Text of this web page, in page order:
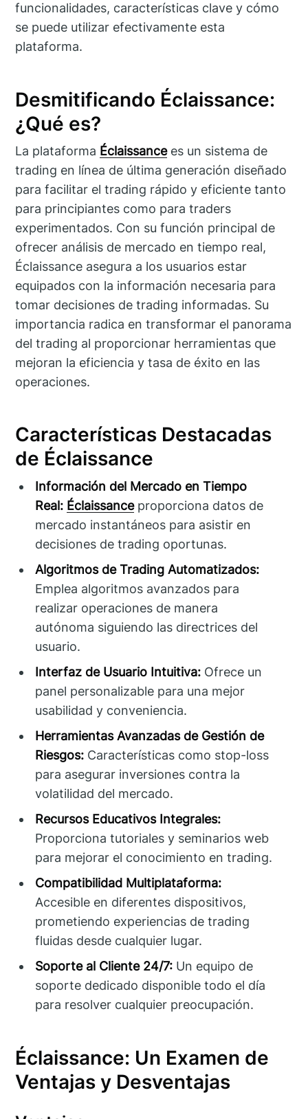
funcionalidades, características clave y cómo
se puede utilizar efectivamente esta
plataforma.
Desmitificando Éclaissance:
¿Qué es?
La plataforma Éclaissancees un sistema de
trading en línea de última generación diseñado
para facilitar el trading rápido y eficiente tanto
para principiantes como para traders
experimentados. Con su función principal de
ofrecer análisis de mercado en tiempo real,
Éclaissance asegura a los usuarios estar
equipados con la información necesaria para
tomar decisiones de trading informadas. Su
importancia radica en transformar el panorama
del trading al proporcionar herramientas que
mejoran la eficiencia y tasa de éxito en las
operaciones.
Características Destacadas
de Éclaissance
Información del Mercado en Tiempo
Real: Éclaissanceproporciona datos de
mercado instantáneos para asistir en
decisiones de trading oportunas.
Algoritmos de Trading Automatizados:
Emplea algoritmos avanzados para
realizar operaciones de manera
autónoma siguiendo las directrices del
usuario.
Interfaz de Usuario Intuitiva: Ofrece un
panel personalizable para una mejor
usabilidad y conveniencia.
Herramientas Avanzadas de Gestión de
Riesgos: Características como stop-loss
para asegurar inversiones contra la
volatilidad del mercado.
Recursos Educativos Integrales:
Proporciona tutoriales y seminarios web
para mejorar el conocimiento en trading.
Compatibilidad Multiplataforma:
Accesible en diferentes dispositivos,
prometiendo experiencias de trading
fluidas desde cualquier lugar.
Soporte al Cliente 24/7: Un equipo de
soporte dedicado disponible todo el día
para resolver cualquier preocupación.
Éclaissance: Un Examen de
Ventajas y Desventajas